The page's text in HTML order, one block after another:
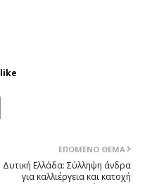
like
ΕΠΌΜΕΝΟ ΘΈΜΑ
Δυτική Ελλάδα: Σύλληψη άνδρα
για καλλιέργεια και κατοχή